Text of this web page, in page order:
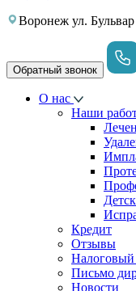
Воронеж ул.
Обратный звонок
О нас
Наши
Кредит
Отзывы
Налоговый
Письмо
Новости